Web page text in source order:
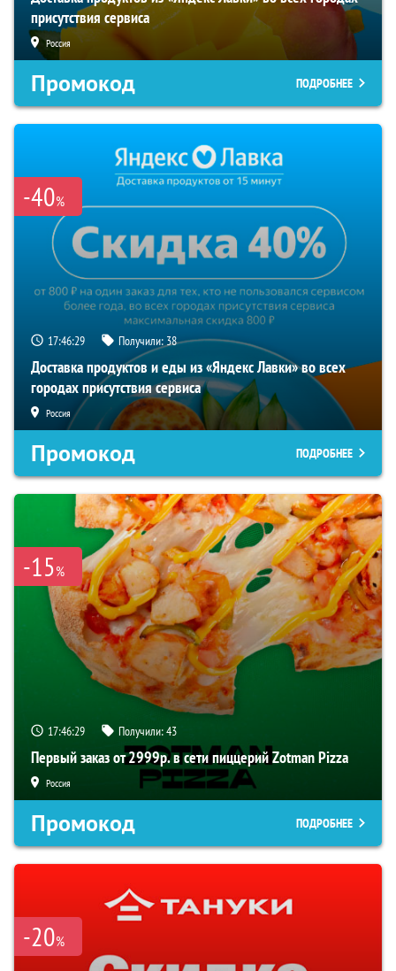
присутствия сервиса
Россия
Промокод ПОДРОБНЕЕ
-40%
17:46:28 Получили:38
Доставка продуктов и еды из «Яндекс Лавки» во всех
городах присутствия сервиса
Россия
Промокод ПОДРОБНЕЕ
-15%
17:46:28 Получили:43
Первый заказ от 2999р. в сети пиццерий Zotman Pizza
Россия
Промокод ПОДРОБНЕЕ
-20%